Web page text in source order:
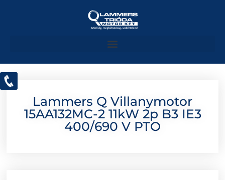
Lammers Q Villanymotor
15AA132MC-2 11kW 2p B3 IE3
400/690 V PTO